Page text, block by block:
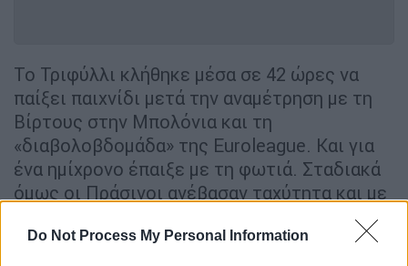
Do Not Process My Personal Information
Το Τριφύλλι κλήθηκε μέσα σε 42 ώρες να
παίξει παιχνίδι μετά την αναμέτρηση με τη
Βίρτους στην Μπολόνια και τη
«διαβολοβδομάδα» της Euroleague. Και για
ένα ημίχρονο έπαιξε με τη φωτιά. Σταδιακά
όμως οι Πράσινοι ανέβασαν ταχύτητα και με
Γιούρτσεβεν και Χουάντσο πήραν τη νίκη.